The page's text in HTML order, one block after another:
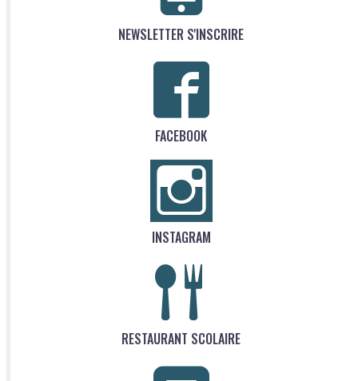
NEWSLETTER S'INSCRIRE
FACEBOOK
INSTAGRAM
RESTAURANT SCOLAIRE